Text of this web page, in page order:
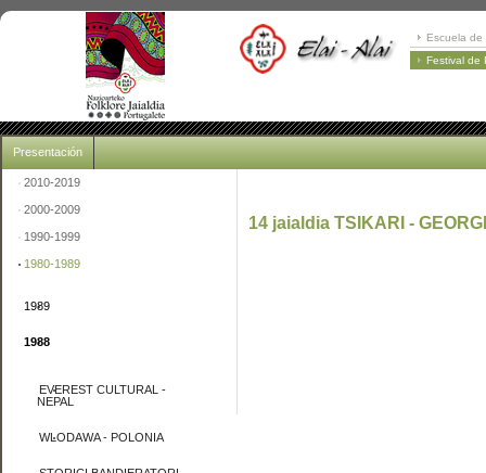
Escuela de
Festival de
Presentación
2010-2019
2000-2009
1990-1999
1980-1989
1989
1988
EVEREST CULTURAL -
NEPAL
WLODAWA - POLONIA
14 jaialdia TSIKARI -